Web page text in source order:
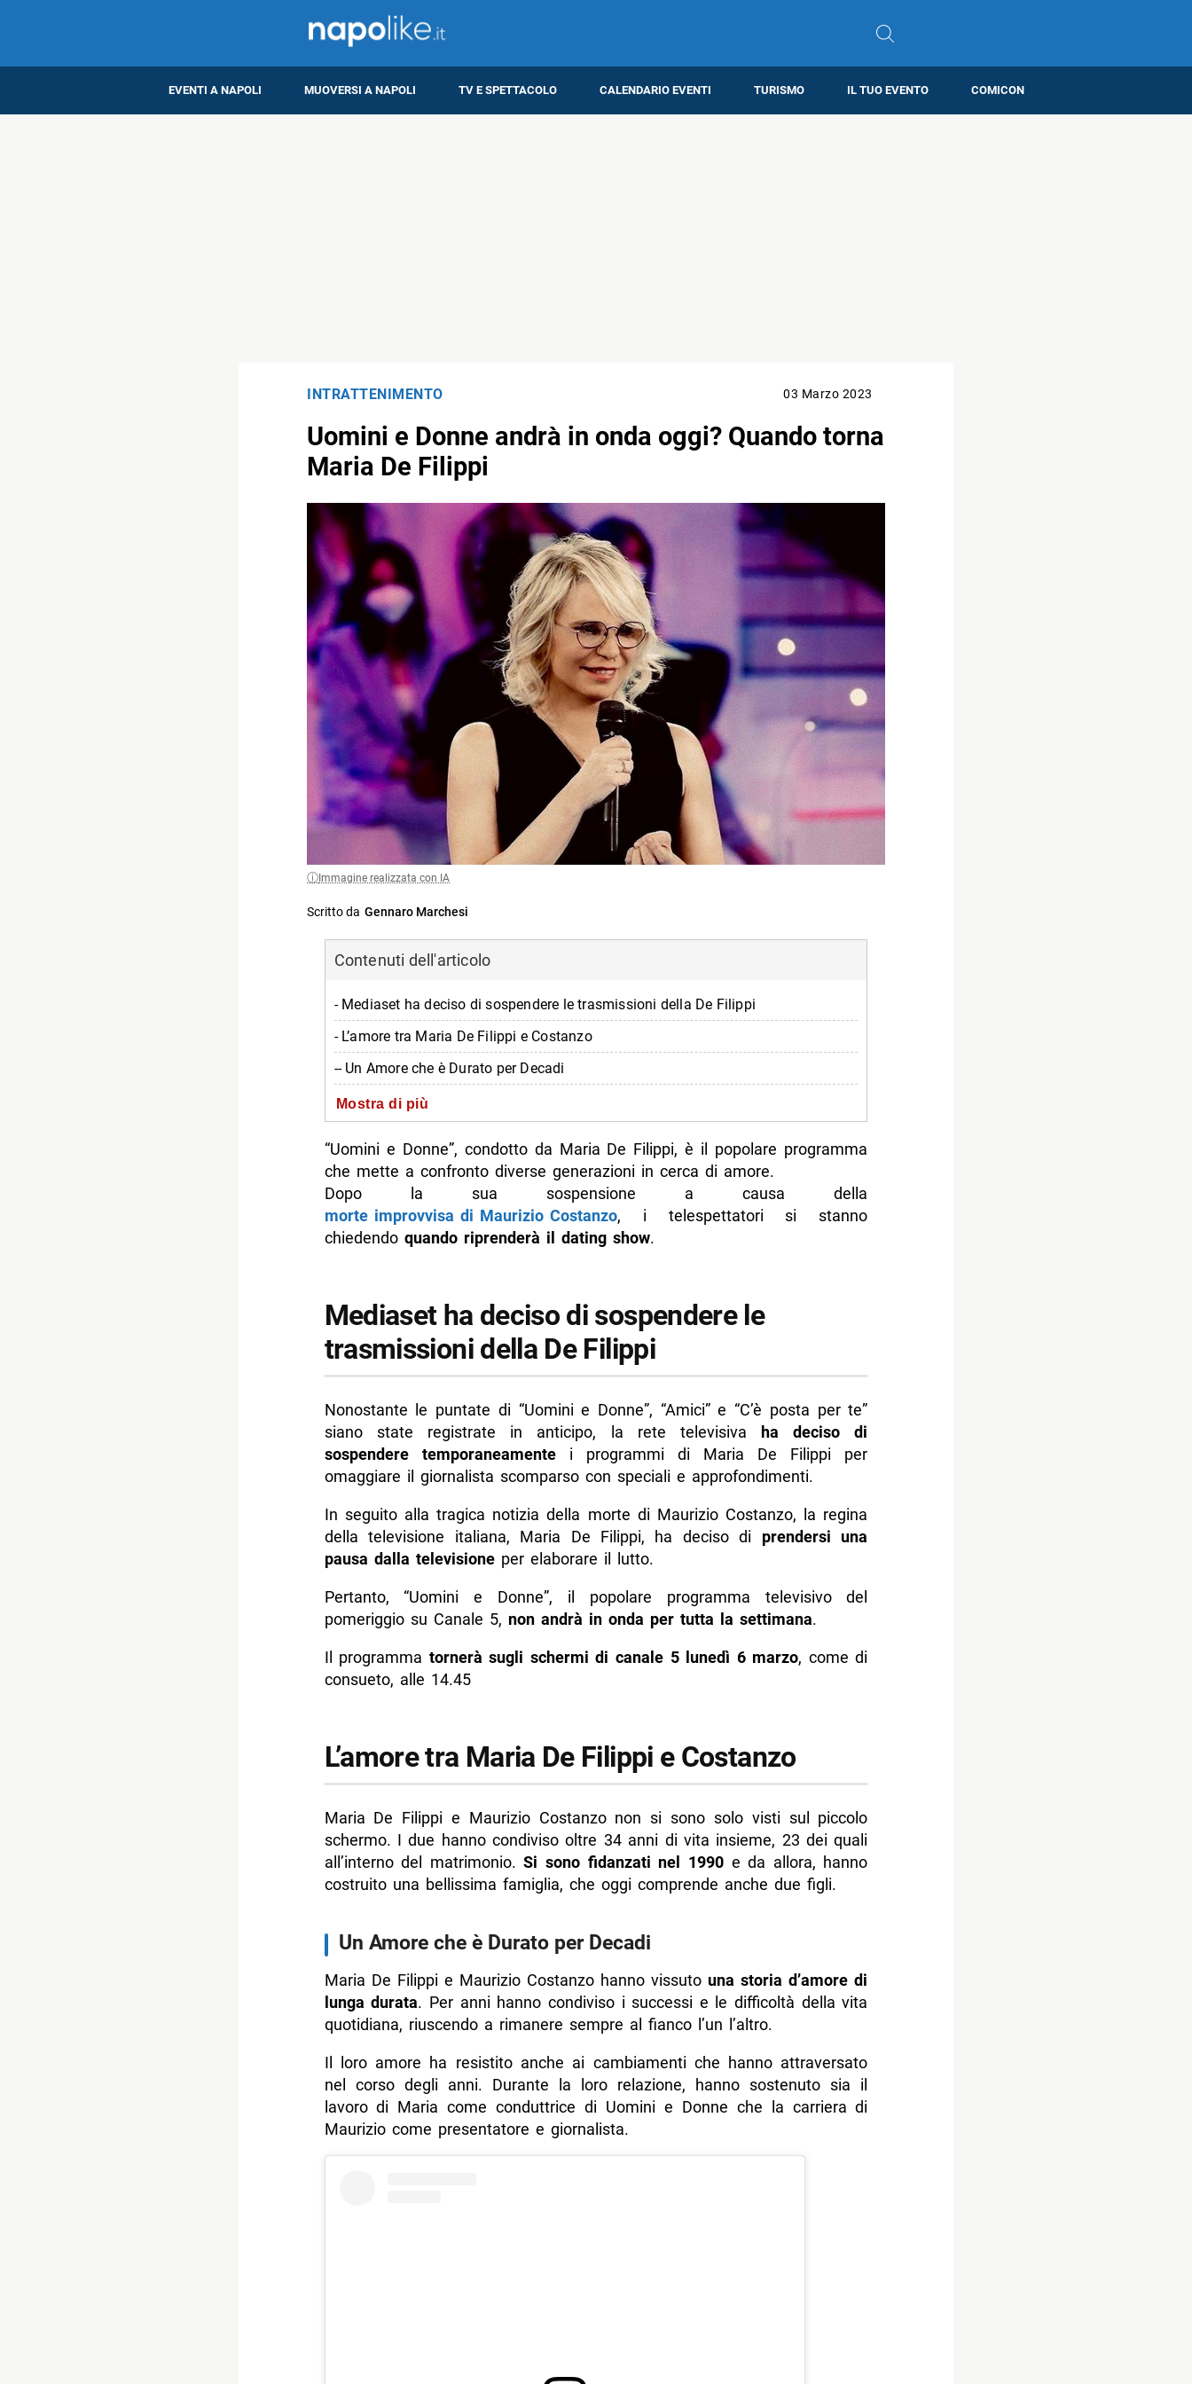
EVENTI A NAPOLI MUOVERSI A NAPOLI TV E SPETTACOLO CALENDARIO EVENTI TURISMO IL TUO EVENTO COMICON
INTRATTENIMENTO 03 Marzo 2023
Uomini e Donne andrà in onda oggi? Quando torna
Maria De Filippi
Immagine realizzata con IA
Scritto da Gennaro Marchesi
Contenuti dell'articolo
- Mediaset ha deciso di sospendere le trasmissioni della De Filippi
- L’amore tra Maria De Filippi e Costanzo
-- Un Amore che è Durato per Decadi
- Un Addio Difficile
Mostra di più
“Uomini e Donne”, condotto da Maria De Filippi, è il popolare programma
che mette a confronto diverse generazioni in cerca di amore.
Dopo la sua sospensione a causa della
morte improvvisa di Maurizio Costanzo, i telespettatori si stanno
chiedendo quando riprenderà il dating show.
Mediaset ha deciso di sospendere le
trasmissioni della De Filippi
Nonostante le puntate di “Uomini e Donne”, “Amici” e “C’è posta per te”
siano state registrate in anticipo, la rete televisiva
ha deciso di
sospendere temporaneamentei programmi di Maria De Filippi per
omaggiare il giornalista scomparso con speciali e approfondimenti.
In seguito alla tragica notizia della morte di Maurizio Costanzo, la regina
della televisione italiana, Maria De Filippi, ha deciso di prendersi una
pausa dalla televisione per elaborare il lutto.
Pertanto, “Uomini e Donne”, il popolare programma televisivo del
pomeriggio su Canale 5, non andrà in onda per tutta la settimana.
Il programma tornerà sugli schermi di canale 5 lunedì 6 marzo, come di
consueto, alle 14.45
L’amore tra Maria De Filippi e Costanzo
Maria De Filippi e Maurizio Costanzo non si sono solo visti sul piccolo
schermo. I due hanno condiviso oltre 34 anni di vita insieme, 23 dei quali
all’interno del matrimonio.Si sono fidanzati nel 1990e da allora, hanno
costruito una bellissima famiglia, che oggi comprende anche due figli.
Un Amore che è Durato per Decadi
Maria De Filippi e Maurizio Costanzo hanno vissuto una storia d’amore di
lunga durata. Per anni hanno condiviso i successi e le difficoltà della vita
quotidiana, riuscendo a rimanere sempre al fianco l’un l’altro.
Il loro amore ha resistito anche ai cambiamenti che hanno attraversato
nel corso degli anni. Durante la loro relazione, hanno sostenuto sia il
lavoro di Maria come conduttrice di Uomini e Donne che la carriera di
Maurizio come presentatore e giornalista.